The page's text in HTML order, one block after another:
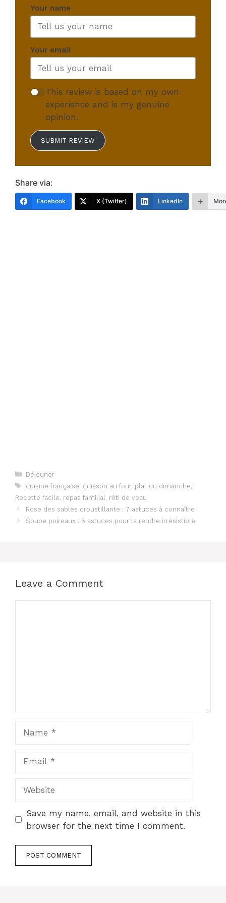
Your name
Your email
This review is based on my own
experience and is my genuine
opinion.
SUBMIT REVIEW
Share via:
Facebook X (Twitter) LinkedIn
Categories
Déjeuner
Tags
cuisine française cuisson au four, plat du dimanche
Recette facile repas familial
rôti de veau
Rose des sables croustillante : 7 astuces à connaître
Soupe poireaux : 5 astuces pour la rendre irrésistible
Leave a Comment
Save my name, email, and website in this
browser for the next time I comment.